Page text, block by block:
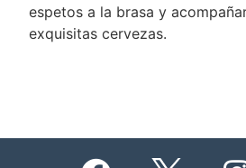
espetos a la brasa y
exquisitas cervezas.